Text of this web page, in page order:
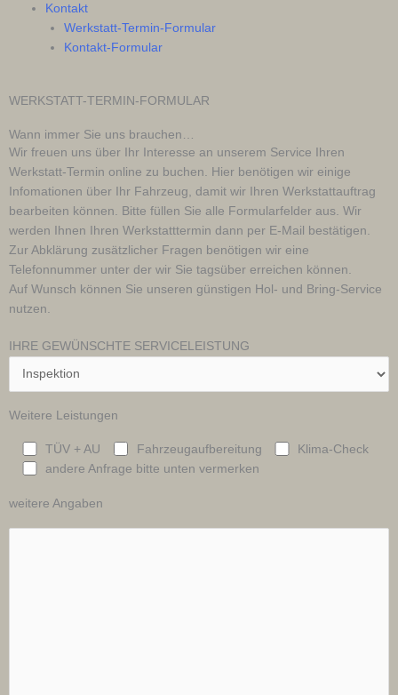
Kontakt
Werkstatt-Termin-Formular
Kontakt-Formular
WERKSTATT-TERMIN-FORMULAR
Wann immer Sie uns brauchen…
Wir freuen uns über Ihr Interesse an unserem Service Ihren
Werkstatt-Termin online zu buchen. Hier benötigen wir einige
Infomationen über Ihr Fahrzeug, damit wir Ihren Werkstattauftrag
bearbeiten können. Bitte füllen Sie alle Formularfelder aus. Wir
werden Ihnen Ihren Werkstatttermin dann per E-Mail bestätigen.
Zur Abklärung zusätzlicher Fragen benötigen wir eine
Telefonnummer unter der wir Sie tagsüber erreichen können.
Auf Wunsch können Sie unseren günstigen Hol- und Bring-Service
nutzen.
IHRE GEWÜNSCHTE SERVICELEISTUNG
Weitere Leistungen
TÜV + AU Fahrzeugaufbereitung
Klima-Check
andere Anfrage bitte unten vermerken
weitere Angaben